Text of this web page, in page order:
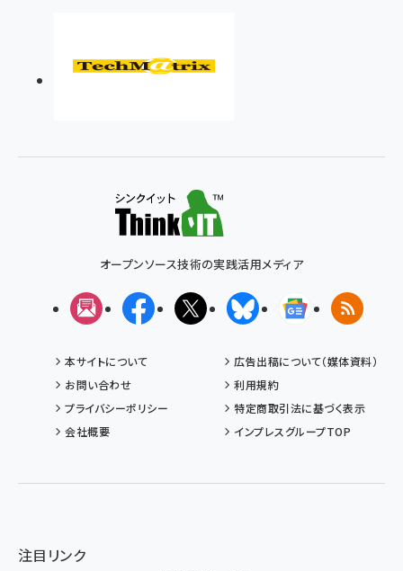
オープンソース技術の実践活用メディア
メルマガFacebookX(エックス)BlueskyGoogleニュ
RSS
本サイトについて
広告出稿について（媒体資料）
お問い合わせ
利用規約
プライバシーポリシー
特定商取引法に基づく表示
会社概要
インプレスグループTOP
注目リンク